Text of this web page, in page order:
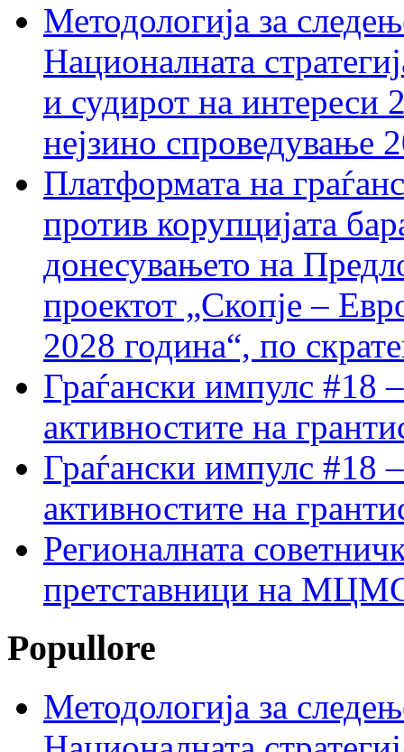
Методологија за
Националната
и судирот на интереси
нејзино спроведување
Платформата на
против корупцијата
донесувањето на
проектот „Скопје –
2028 година“, по
Граѓански импулс #18
активностите на
Граѓански импулс #18
активностите на
Регионалната
претставници на МЦМС
Popullore
Методологија за